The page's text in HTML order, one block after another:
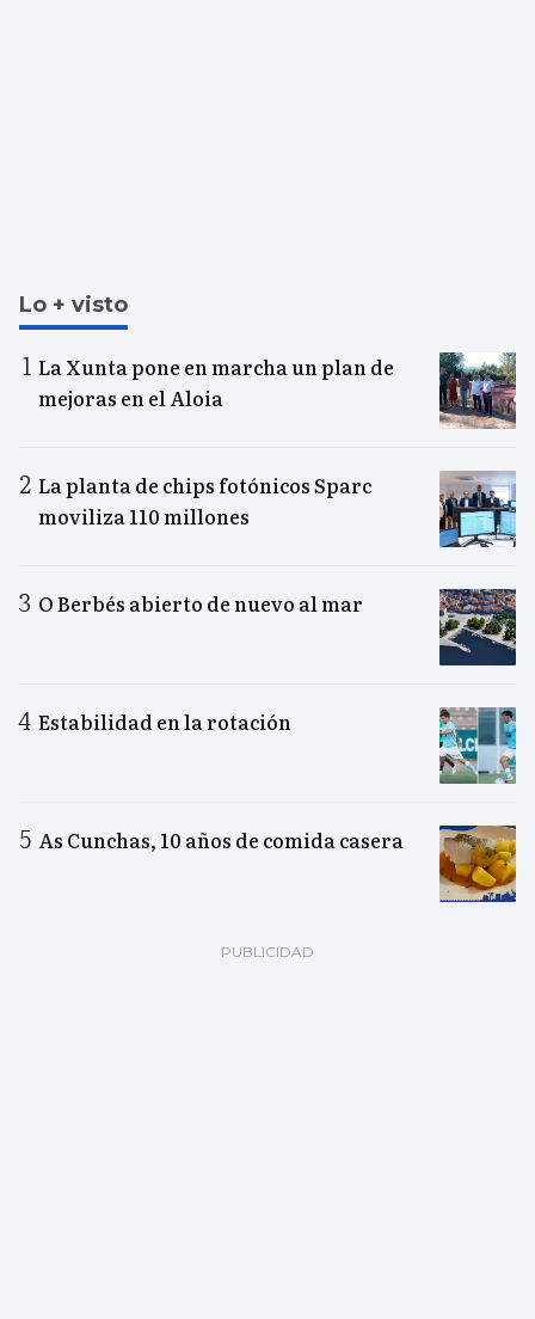
Lo + visto
La Xunta pone en marcha un plan de
mejoras en el Aloia
La planta de chips fotónicos Sparc
moviliza 110 millones
O Berbés abierto de nuevo al mar
Estabilidad en la rotación
As Cunchas, 10 años de comida casera